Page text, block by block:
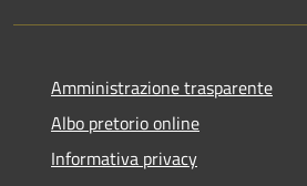
Amministrazione trasparente
Albo pretorio online
Informativa privacy